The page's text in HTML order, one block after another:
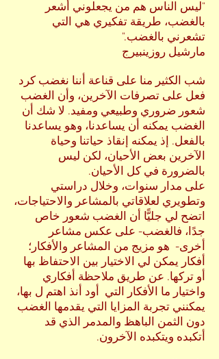
"ليس الناس هم من يجعلوني أشعر
بالغضب، طريقة تفكيري هي التي
تشعرني بالغضب."
مارشيل روزينبيرج
شب الكثير منا على قناعة أننا نغضب كرد
فعل على تصرفات الآخرين، وأن الغضب
شعور ضروري وطبيعي ومفيد. لا شك أن
الغضب يمكنه أن يساعدنا، وهو يساعدنا
بالفعل. إذ يمكنه إنقاذ حياتنا وحياة
الآخرين بعض الأحيان، لكن ليس
بالضرورة في كل الأحيان.
على مدار سنوات، وخلال دراستي
وتطويري لعلاقاتي بالمشاعر والاحتياجات،
اتضح لي جليًّا أن الغضب شعور خاص
جدًا، فالغضب- على عكس مشاعر
أخرى- هو مزيج من المشاعر والأفكار؛
أفكار يمكن لي الاختيار بين الاحتفاظ بها
أو تركها. عن طريق ملاحظة أفكاري
واختيار ما الأفكار التي أود أنذ اهتم ل بها،
يمكنني تجربة المزايا التي يقدمها الغضب
دون الثمن الباهظ والمدمر الذي قد
أتكبده ويتكبده الآخرون.